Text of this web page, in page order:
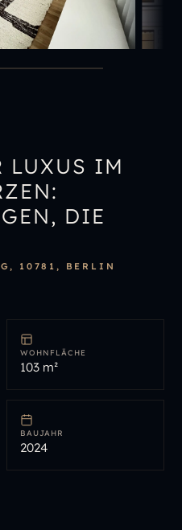
LUXUS IM
DIE
10781, BERLIN
WOHNFLÄCHE
103 m²
BAUJAHR
2024